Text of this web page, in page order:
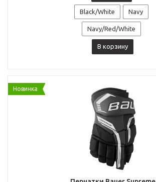
Black/White Navy
Navy/Red/White
В корзину
Новинка